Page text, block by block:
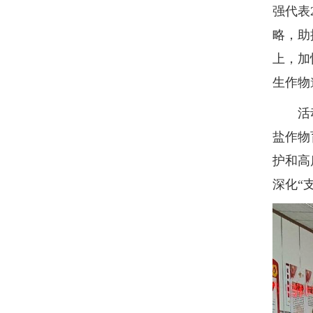
强代
略，
上，
生作
活动
盐作
护和
深化“